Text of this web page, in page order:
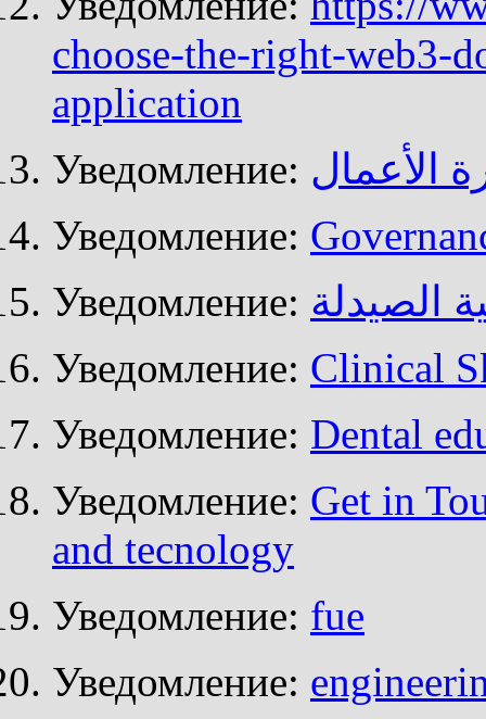
choose-the-right-web3-
application
Уведомление: الأعمال
Уведомление:
Уведомление: الصيدلة
Уведомление: Clinical
Уведомление: Dental
Уведомление: Get in
and tecnology
Уведомление: fue
Уведомление: